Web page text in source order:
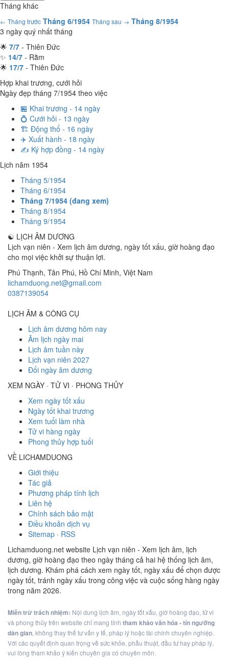
Tháng khác
← Tháng trước Tháng 6/1954 Tháng sau → Tháng 8/1954
3 ngày quý nhất tháng
🌟 7/7 - Thiên Đức
✨ 14/7 - Rằm
🌟 17/7 - Thiên Đức
Hợp khai trương, cưới hỏi
Ngày đẹp tháng 7/1954 theo việc
🏪 Khai trương - 14 ngày
💍 Cưới hỏi - 13 ngày
🏗️ Động thổ - 16 ngày
✈️ Xuất hành - 18 ngày
✍️ Ký hợp đồng - 14 ngày
Lịch năm 1954
Tháng 5/1954
Tháng 6/1954
Tháng 7/1954 (đang xem)
Tháng 8/1954
Tháng 9/1954
☯ LỊCH ÂM DƯƠNG
Lịch vạn niên - Xem lịch âm dương, ngày tốt xấu, giờ hoàng đạo
cho mọi việc khởi sự thuận lợi.
Phú Thạnh, Tân Phú, Hồ Chí Minh, Việt Nam
lichamduong.net@gmail.com
0387139054
LỊCH ÂM & CÔNG CỤ
Lịch âm dương hôm nay
Âm lịch ngày mai
Lịch âm tuần này
Lịch vạn niên 2027
Đổi ngày âm dương
XEM NGÀY · TỬ VI · PHONG THỦY
Xem ngày tốt xấu
Ngày tốt khai trương
Xem tuổi làm nhà
Tử vi hàng ngày
Phong thủy hợp tuổi
VỀ LICHAMDUONG
Giới thiệu
Tác giả
Phương pháp tính lịch
Liên hệ
Chính sách bảo mật
Điều khoản dịch vụ
Sitemap · RSS
Lichamduong.net website Lịch vạn niên - Xem lịch âm, lịch
dương, giờ hoàng đạo theo ngày tháng cả hai hệ thống lịch âm,
lịch dương. Khám phá cách xem ngày tốt, ngày xấu để chọn được
ngày tốt, tránh ngày xấu trong công việc và cuộc sống hàng ngày
trong năm 2026.
Miễn trừ trách nhiệm: Nội dung lịch âm, ngày tốt xấu, giờ hoàng đạo, tử vi
và phong thủy trên website chỉ mang tính tham khảo văn hóa - tín ngưỡng
dân gian, không thay thế tư vấn y tế, pháp lý hoặc tài chính chuyên nghiệp.
Với các quyết định quan trọng về sức khỏe, phẫu thuật, đầu tư hay pháp lý,
vui lòng tham khảo ý kiến chuyên gia có chuyên môn.